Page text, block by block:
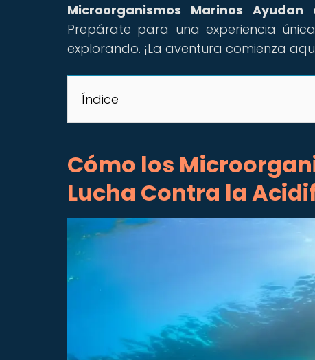
Microorganismos Marinos
Prepárate para una experiencia
explorando. ¡La aventura comienza
Índice
Cómo los
Lucha Contra la